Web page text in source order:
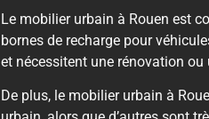
Le mobilier urbain à Rouen est
bornes de recharge pour
et nécessitent une rénovation ou
De plus, le mobilier urbain à